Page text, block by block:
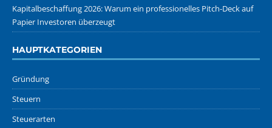
Kapitalbeschaffung 2026: Warum ein professionelles Pitch-Deck auf
Papier Investoren überzeugt
HAUPTKATEGORIEN
Gründung
Steuern
Steuerarten